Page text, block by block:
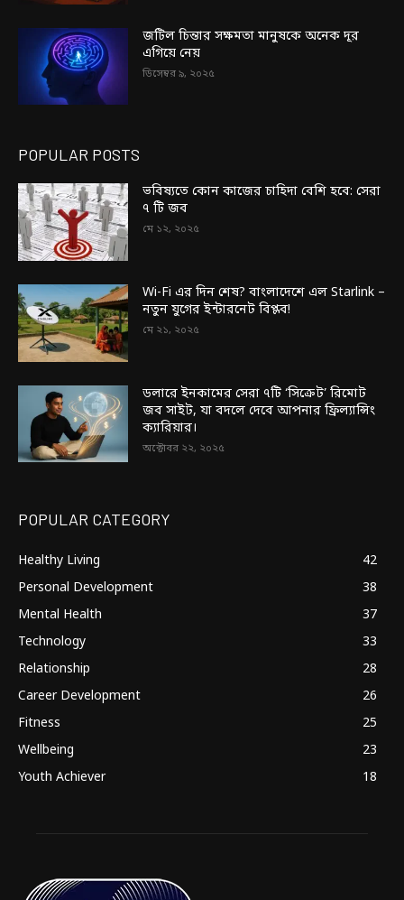
জটিল চিন্তার সক্ষমতা মানুষকে অনেক দূর
এগিয়ে নেয়
ডিসেম্বর ৯, ২০২৫
POPULAR POSTS
ভবিষ্যতে কোন কাজের চাহিদা বেশি হবে: সেরা
৭ টি জব
মে ১২, ২০২৫
Wi-Fi এর দিন শেষ? বাংলাদেশে এল Starlink –
নতুন যুগের ইন্টারনেট বিপ্লব!
মে ২১, ২০২৫
ডলারে ইনকামের সেরা ৭টি ‘সিক্রেট’ রিমোট
জব সাইট, যা বদলে দেবে আপনার ফ্রিল্যান্সিং
ক্যারিয়ার।
অক্টোবর ২২, ২০২৫
POPULAR CATEGORY
Healthy Living
42
Personal Development
38
Mental Health
37
Technology
33
Relationship
28
Career Development
26
Fitness
25
Wellbeing
23
Youth Achiever
18